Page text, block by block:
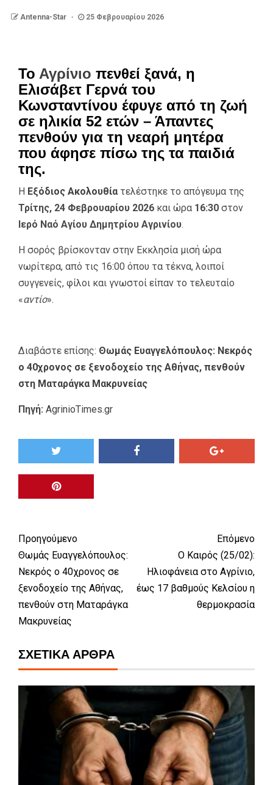
Antenna-Star 25 Φεβρουαρίου 2026
Το Αγρίνιο πενθεί ξανά, η
Ελισάβετ Γερνά του
Κωνσταντίνου έφυγε από τη ζωή
σε ηλικία 52 ετών – Άπαντες
πενθούν για τη νεαρή μητέρα
που άφησε πίσω της τα παιδιά
της.
Η Εξόδιος Ακολουθία τελέστηκε το απόγευμα της
Τρίτης, 24 Φεβρουαρίου 2026 και ώρα 16:30 στον
Ιερό Ναό Αγίου Δημητρίου Αγρινίου.
Η σορός βρίσκονταν στην Εκκλησία μισή ώρα
νωρίτερα, από τις 16:00 όπου τα τέκνα, λοιποί
συγγενείς, φίλοι και γνωστοί είπαν το τελευταίο
«αντίο».
Διαβάστε επίσης: Θωμάς Ευαγγελόπουλος: Νεκρός
ο 40χρονος σε ξενοδοχείο της Αθήνας, πενθούν
στη Ματαράγκα Μακρυνείας
Πηγή: AgrinioTimes.gr
Προηγούμενο
Θωμάς Ευαγγελόπουλος:
Νεκρός ο 40χρονος σε
ξενοδοχείο της Αθήνας,
πενθούν στη Ματαράγκα
Μακρυνείας
Επόμενο
Ο Καιρός (25/02):
Ηλιοφάνεια στο Αγρίνιο,
έως 17 βαθμούς Κελσίου η
θερμοκρασία
ΣΧΕΤΙΚΆ ΆΡΘΡΑ